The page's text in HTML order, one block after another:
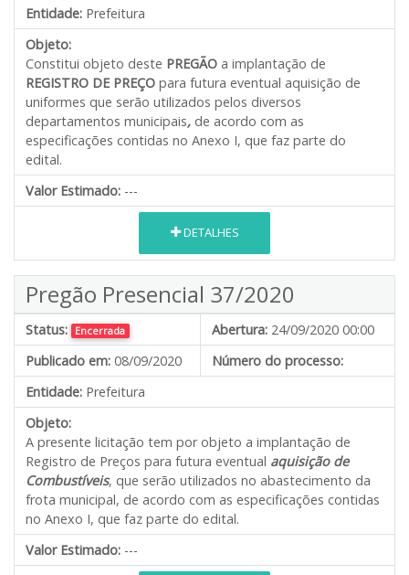
Entidade: Prefeitura
Objeto:
Constitui objeto deste PREGÃO a implantação de
REGISTRO DE PREÇO para futura eventual aquisição de
uniformes que serão utilizados pelos diversos
departamentos municipais, de acordo com as
especificações contidas no Anexo I, que faz parte do
edital.
Valor Estimado: ---
DETALHES
Pregão Presencial 37/2020
Status: Encerrada Abertura: 24/09/2020 00:00
Publicado em: 08/09/2020
Número do processo:
Entidade: Prefeitura
Objeto:
A presente licitação tem por objeto a implantação de
Registro de Preços para futura eventual aquisição de
Combustíveis, que serão utilizados no abastecimento da
frota municipal, de acordo com as especificações contidas
no Anexo I, que faz parte do edital.
Valor Estimado: ---